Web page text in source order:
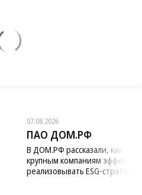
07.08.2026
ПАО ДОМ.РФ
В ДОМ.РФ рассказали, как
крупным компаниям
реализовывать ESG-стратегию